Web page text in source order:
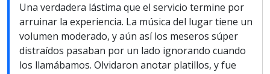
Una verdadera lástima que el servicio termine por
arruinar la experiencia. La música del lugar tiene un
volumen moderado, y aún así los meseros súper
distraídos pasaban por un lado ignorando cuando
los llamábamos. Olvidaron anotar platillos, y fue